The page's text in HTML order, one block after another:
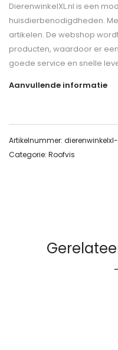
DierenwinkelXL.nl is een
huisdierbenodigdheden.
artikelen. De webshop
producten, waardoor er
goede service en snelle
Aanvullende informatie
Artikelnummer:
Categorie: Roofvis